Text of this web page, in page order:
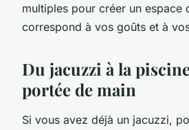
multiples pour créer un espace
correspond à vos goûts et à
Du jacuzzi à la
portée de main
Si vous avez déjà un jacuzzi,